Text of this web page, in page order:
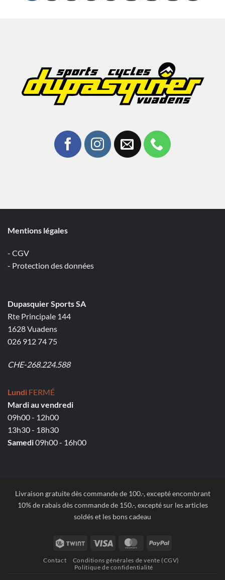
Mentions légales
- CGV
- Protection des données
Dupasquier Sports SA
Rte Principale 144
1628 Vuadens
026 912 74 75
CHE-268.224.588
Lundi FERMÉ
Mardi au vendredi
09h00 - 12h00
13h30 - 18h30
Samedi09h00 - 16h00
Livraison gratuite dès commande de 100.-, excepté encombrant
10% de rabais dès commande de 150.-, excepté sur les articles
soldés et les bons cadeau
Twint Visa MasterCardPayPal
Contact
Conditions générales de vente (CGV)
Politique de confidentialité